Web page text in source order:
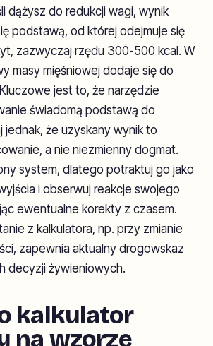
dążysz do redukcji wagi, wynik
podstawą, od której odejmuje się
zazwyczaj rzędu 300-500 kcal. W
masy mięśniowej dodaje się do
jest to, że narzędzie
świadomą podstawą do
jednak, że uzyskany wynik to
a nie niezmienny dogmat.
system, dlatego potraktuj go jako
i obserwuj reakcje swojego
ewentualne korekty z czasem.
z kalkulatora, np. przy zmianie
zapewnia aktualny drogowskaz
decyzji żywieniowych.
kalkulator
na wzorze